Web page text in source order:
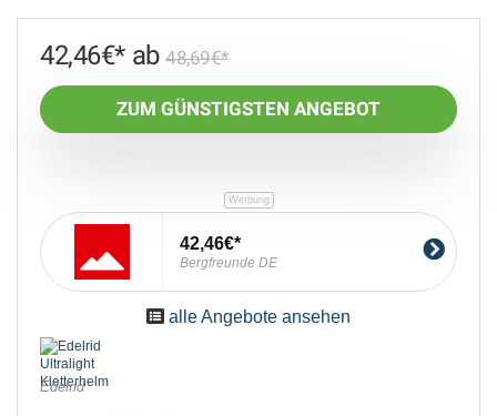
48,69€
42,46€
ZUM GÜNSTIGSTEN ANGEBOT
42,46€
Bergfreunde DE
alle Angebote ansehen
Edelrid